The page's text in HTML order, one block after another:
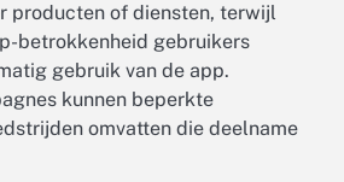
producten of diensten, terwijl
betrokkenheid gebruikers
gebruik van de app.
kunnen beperkte
omvatten die deelname